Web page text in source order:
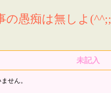
の愚痴は無しよ(^^;;
未記入
せん。